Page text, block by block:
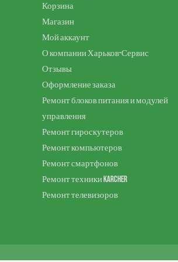
Корзина
Магазин
Мой аккаунт
О компании Харьков-Сервис
Отзывы
Оформление заказа
Ремонт блоков питания и модулей
управления
Ремонт гироскутеров
Ремонт компьютеров
Ремонт смартфонов
Ремонт техники Karcher
Ремонт телевизоров